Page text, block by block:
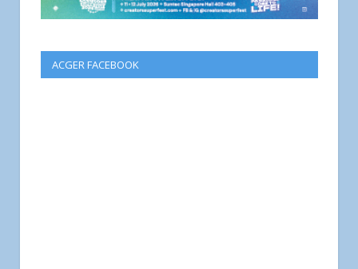
ACGER FACEBOOK